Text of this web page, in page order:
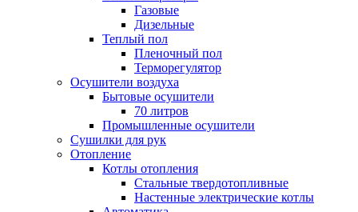
Газовые
Дизельные
Теплый пол
Пленочный пол
Терморегулятор
Осушители воздуха
Бытовые осушители
70 литров
Промышленные осушители
Сушилки для рук
Отопление
Котлы отопления
Стальные твердотопливные
Настенные электрические котлы